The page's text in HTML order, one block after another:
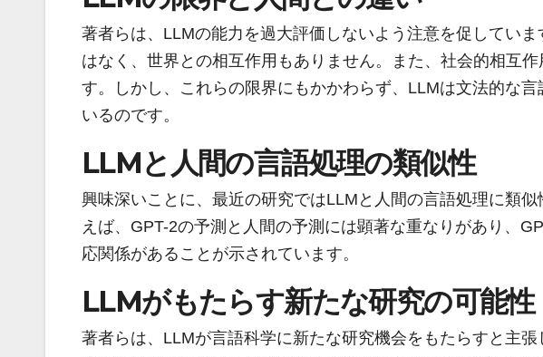
著者らは、LLMの能力を過大評価しないよう注意を促してい
はなく、世界との相互作用もありません。また、社会的相互
す。しかし、これらの限界にもかかわらず、LLMは文法的な
いるのです。
LLMと人間の言語処理の類似性
興味深いことに、最近の研究ではLLMと人間の言語処理に類
えば、GPT-2の予測と人間の予測には顕著な重なりがあり、
応関係があることが示されています。
LLMがもたらす新たな研究の可能性
著者らは、LLMが言語科学に新たな研究機会をもたらすと主